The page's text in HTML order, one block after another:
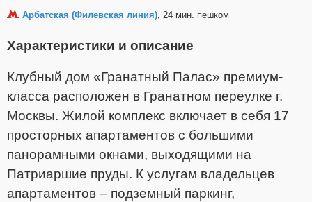
Арбатская (Филевская линия), 24 мин. пешком
Характеристики и описание
Клубный дом «Гранатный Палас» премиум-
класса расположен в Гранатном переулке г.
Москвы. Жилой комплекс включает в себя 17
просторных апартаментов с большими
панорамными окнами, выходящими на
Патриаршие пруды. К услугам владельцев
апартаментов – подземный паркинг,